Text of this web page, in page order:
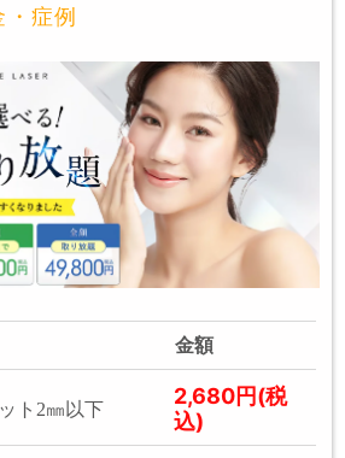
症例
金額
ト2㎜以下
2,680円(税
込)